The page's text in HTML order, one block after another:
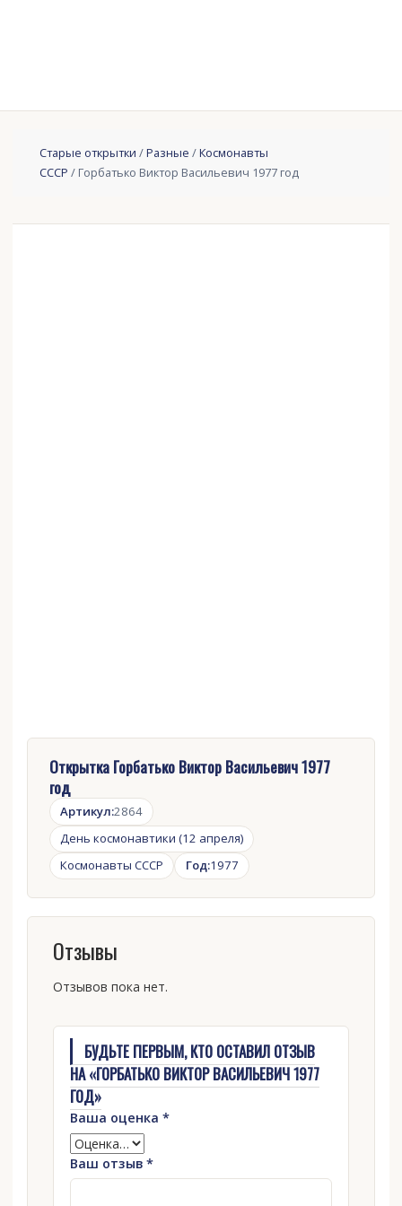
Старые открытки /Разные /Космонавты
СССР / Горбатько Виктор Васильевич 1977 год
Открытка Горбатько Виктор Васильевич 1977
год
Артикул:2864
День космонавтики (12 апреля)
Космонавты СССР
Год:1977
Отзывы
Отзывов пока нет.
БУДЬТЕ ПЕРВЫМ, КТО ОСТАВИЛ ОТЗЫВ
НА «ГОРБАТЬКО ВИКТОР ВАСИЛЬЕВИЧ 1977
ГОД»
Ваша оценка *
Ваш отзыв *